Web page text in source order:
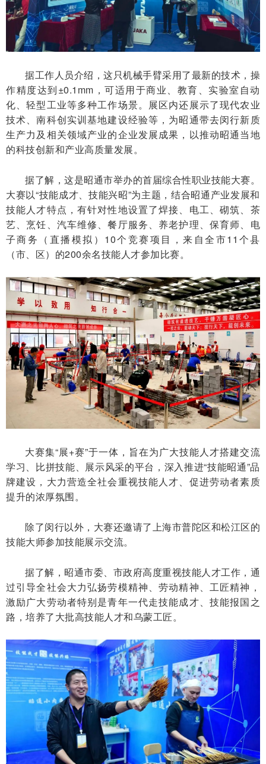
据工作人员介绍，这只机械手臂采用了最新的技术，操
作精度达到±0.1mm，可适用于商业、教育、实验室自动
化、轻型工业等多种工作场景。展区内还展示了现代农业
技术、南科创实训基地建设经验等，为昭通带去闵行新质
生产力及相关领域产业的企业发展成果，以推动昭通当地
的科技创新和产业高质量发展。
据了解，这是昭通市举办的首届综合性职业技能大赛。
大赛以“技能成才、技能兴昭”为主题，结合昭通产业发展和
技能人才特点，有针对性地设置了焊接、电工、砌筑、茶
艺、烹饪、汽车维修、餐厅服务、养老护理、保育师、电
子商务（直播模拟）10个竞赛项目，来自全市11个县
（市、区）的200余名技能人才参加比赛。
大赛集“展+赛”于一体，旨在为广大技能人才搭建交流
学习、比拼技能、展示风采的平台，深入推进“技能昭通”品
牌建设，大力营造全社会重视技能人才、促进劳动者素质
提升的浓厚氛围。
除了闵行以外，大赛还邀请了上海市普陀区和松江区的
技能大师参加技能展示交流。
据了解，昭通市委、市政府高度重视技能人才工作，通
过引导全社会大力弘扬劳模精神、劳动精神、工匠精神，
激励广大劳动者特别是青年一代走技能成才、技能报国之
路，培养了大批高技能人才和乌蒙工匠。